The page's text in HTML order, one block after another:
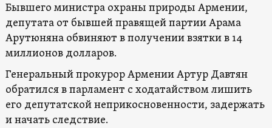
Бывшего министра охраны природы Армении,
депутата от бывшей правящей партии Арама
Арутюняна обвиняют в получении взятки в 14
миллионов долларов.
Генеральный прокурор Армении Артур Давтян
обратился в парламент с ходатайством лишить
его депутатской неприкосновенности, задержать
и начать следствие.